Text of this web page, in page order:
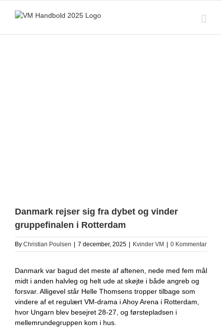
Danmark rejser sig fra dybet og vinder
gruppefinalen i Rotterdam
By Christian Poulsen 7 december, 2025 Kvinder VM 0 Kommentar
Danmark var bagud det meste af aftenen, nede med fem mål
midt i anden halvleg og helt ude at skøjte i både angreb og
forsvar. Alligevel står Helle Thomsens tropper tilbage som
vindere af et regulært VM-drama i Ahoy Arena i Rotterdam,
hvor Ungarn blev besejret 28-27, og førstepladsen i
mellemrundegruppen kom i hus.